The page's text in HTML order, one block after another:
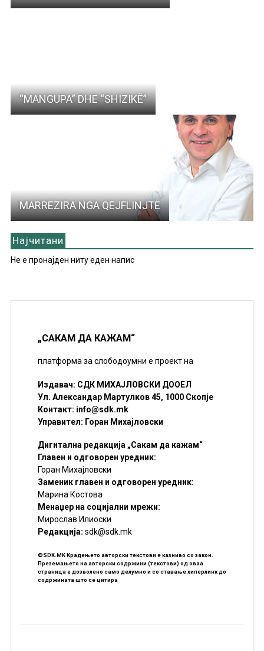
“MANGUPA” DHE “SHIZIKË”
MARRËZIRA NGA QEJFLINJTË
Најчитани
Не е пронајден ниту еден напис
„САКАМ ДА КАЖАМ“
платформа за слободоумни е проект на
Издавач: СДК МИХАЈЛОВСКИ ДООЕЛ
Ул. Александар Мартулков 45, 1000 Скопје
Контакт: info@sdk.mk
Управител: Горан Михајловски
Дигитална редакција „Сакам да кажам“
Главен и одговорен уредник:
Горан Михајловски
Заменик главен и одговорен уредник:
Марина Костова
Менаџер на социјални мрежи:
Мирослав Илиоски
Редакцијa: sdk@sdk.mk
©SDK.MK Крадењето авторски текстови е казниво со закон.
Преземањето на авторски содржини (текстови) од оваа
страница е дозволено само делумно и со ставање хиперлинк до
содржината што се цитира